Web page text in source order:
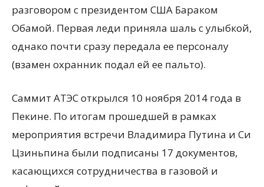
разговором с президентом США Бараком
Обамой. Первая леди приняла шаль с улыбкой,
однако почти сразу передала ее персоналу
(взамен охранник подал ей ее пальто).
Саммит АТЭС открылся 10 ноября 2014 года в
Пекине. По итогам прошедшей в рамках
мероприятия встречи Владимира Путина и Си
Цзиньпина были подписаны 17 документов,
касающихся сотрудничества в газовой и